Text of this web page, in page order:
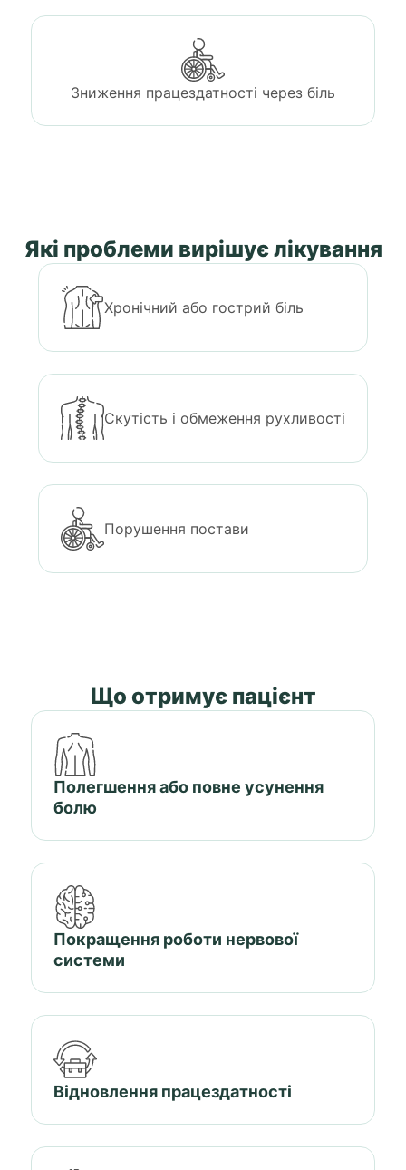
Зниження працездатності через біль
Які проблеми вирішує лікування
Хронічний або гострий біль
Скутість і обмеження рухливості
Порушення постави
Що отримує пацієнт
Полегшення або повне усунення
болю
Покращення роботи нервової
системи
Відновлення працездатності